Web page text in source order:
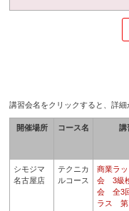
講習会名をクリックすると、詳
開催場所 コース名 講
シモジマ
名古屋店
テクニカ
ルコース
商業ラ
会 3級
会 全3
ラス 第